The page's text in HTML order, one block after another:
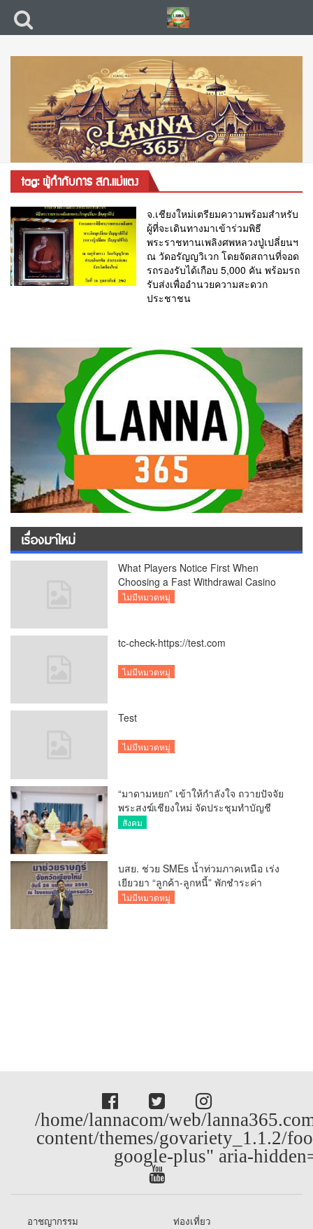
tag: ผู้กำกับการ สภ.แม่แตง
จ.เชียงใหม่เตรียมความพร้อมสำหรับ
ผู้ที่จะเดินทางมาเข้าร่วมพิธี
พระราชทานเพลิงศพหลวงปู่เปลี่ยนฯ
ณ วัดอรัญญวิเวก โดยจัดสถานที่จอด
รถรองรับได้เกือบ 5,000 คัน พร้อมรถ
รับส่งเพื่ออำนวยความสะดวก
ประชาชน
เรื่องมาใหม่
What Players Notice First When
Choosing a Fast Withdrawal Casino
UK
ไม่มีหมวดหมู่
tc-check-https://test.com
ไม่มีหมวดหมู่
Test
ไม่มีหมวดหมู่
“มาดามหยก” เข้าให้กำลังใจ ถวายปัจจัย
พระสงฆ์เชียงใหม่ จัดประชุมทำบัญชี
รายรับรายจ่ายของวัด กว่า 300 รูป ที่วัด
สังคม
บสย. ช่วย SMEs น้ำท่วมภาคเหนือ เร่ง
เยียวยา “ลูกค้า-ลูกหนี้” พักชำระค่า
ธรรมเนียม-ค่างวด
ไม่มีหมวดหมู่
/home/lannacom/web/
content/themes/govariety_1.1.2/
google-plus" aria-
อาชญากรรม
ท่องเที่ยว